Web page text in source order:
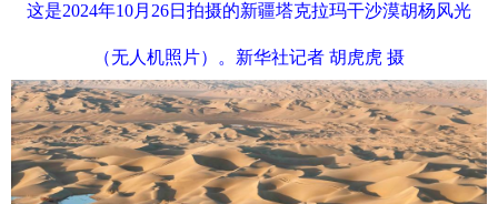
这是2024年10月26日拍摄的新疆塔克拉玛干沙漠胡杨风光
（无人机照片）。新华社记者 胡虎虎 摄